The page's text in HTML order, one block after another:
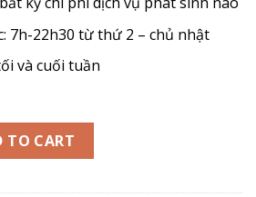
7h-22h30 từ thứ 2 – chủ nhật
và cuối tuần
điện Jvc Vespa Platinum quantity
TO CART